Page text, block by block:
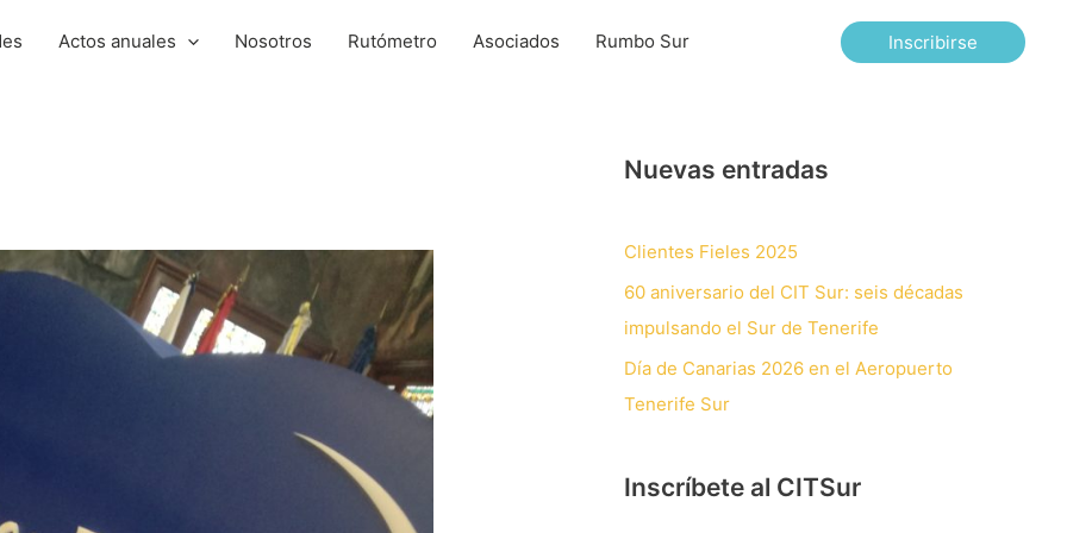
Actos anuales Nosotros Rutómetro Asociados Rumbo Sur Inscribirse
Nuevas entradas
Clientes Fieles 2025
60 aniversario del CIT Sur: seis décadas
impulsando el Sur de Tenerife
Día de Canarias 2026 en el Aeropuerto
Tenerife Sur
Inscríbete al CITSur